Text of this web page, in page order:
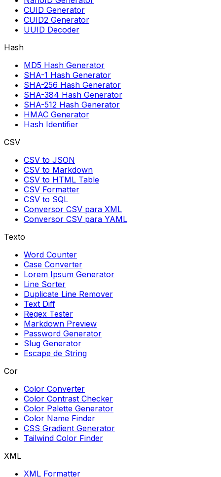
CUID Generator
CUID2 Generator
UUID Decoder
Hash
MD5 Hash Generator
SHA-1 Hash Generator
SHA-256 Hash Generator
SHA-384 Hash Generator
SHA-512 Hash Generator
HMAC Generator
Hash Identifier
CSV
CSV to JSON
CSV to Markdown
CSV to HTML Table
CSV Formatter
CSV to SQL
Conversor CSV para XML
Conversor CSV para YAML
Texto
Word Counter
Case Converter
Lorem Ipsum Generator
Line Sorter
Duplicate Line Remover
Text Diff
Regex Tester
Markdown Preview
Password Generator
Slug Generator
Escape de String
Cor
Color Converter
Color Contrast Checker
Color Palette Generator
Color Name Finder
CSS Gradient Generator
Tailwind Color Finder
XML
XML Formatter